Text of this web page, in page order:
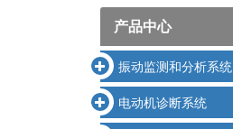
产品中心
振动监测和分析系统
电动机诊断系统